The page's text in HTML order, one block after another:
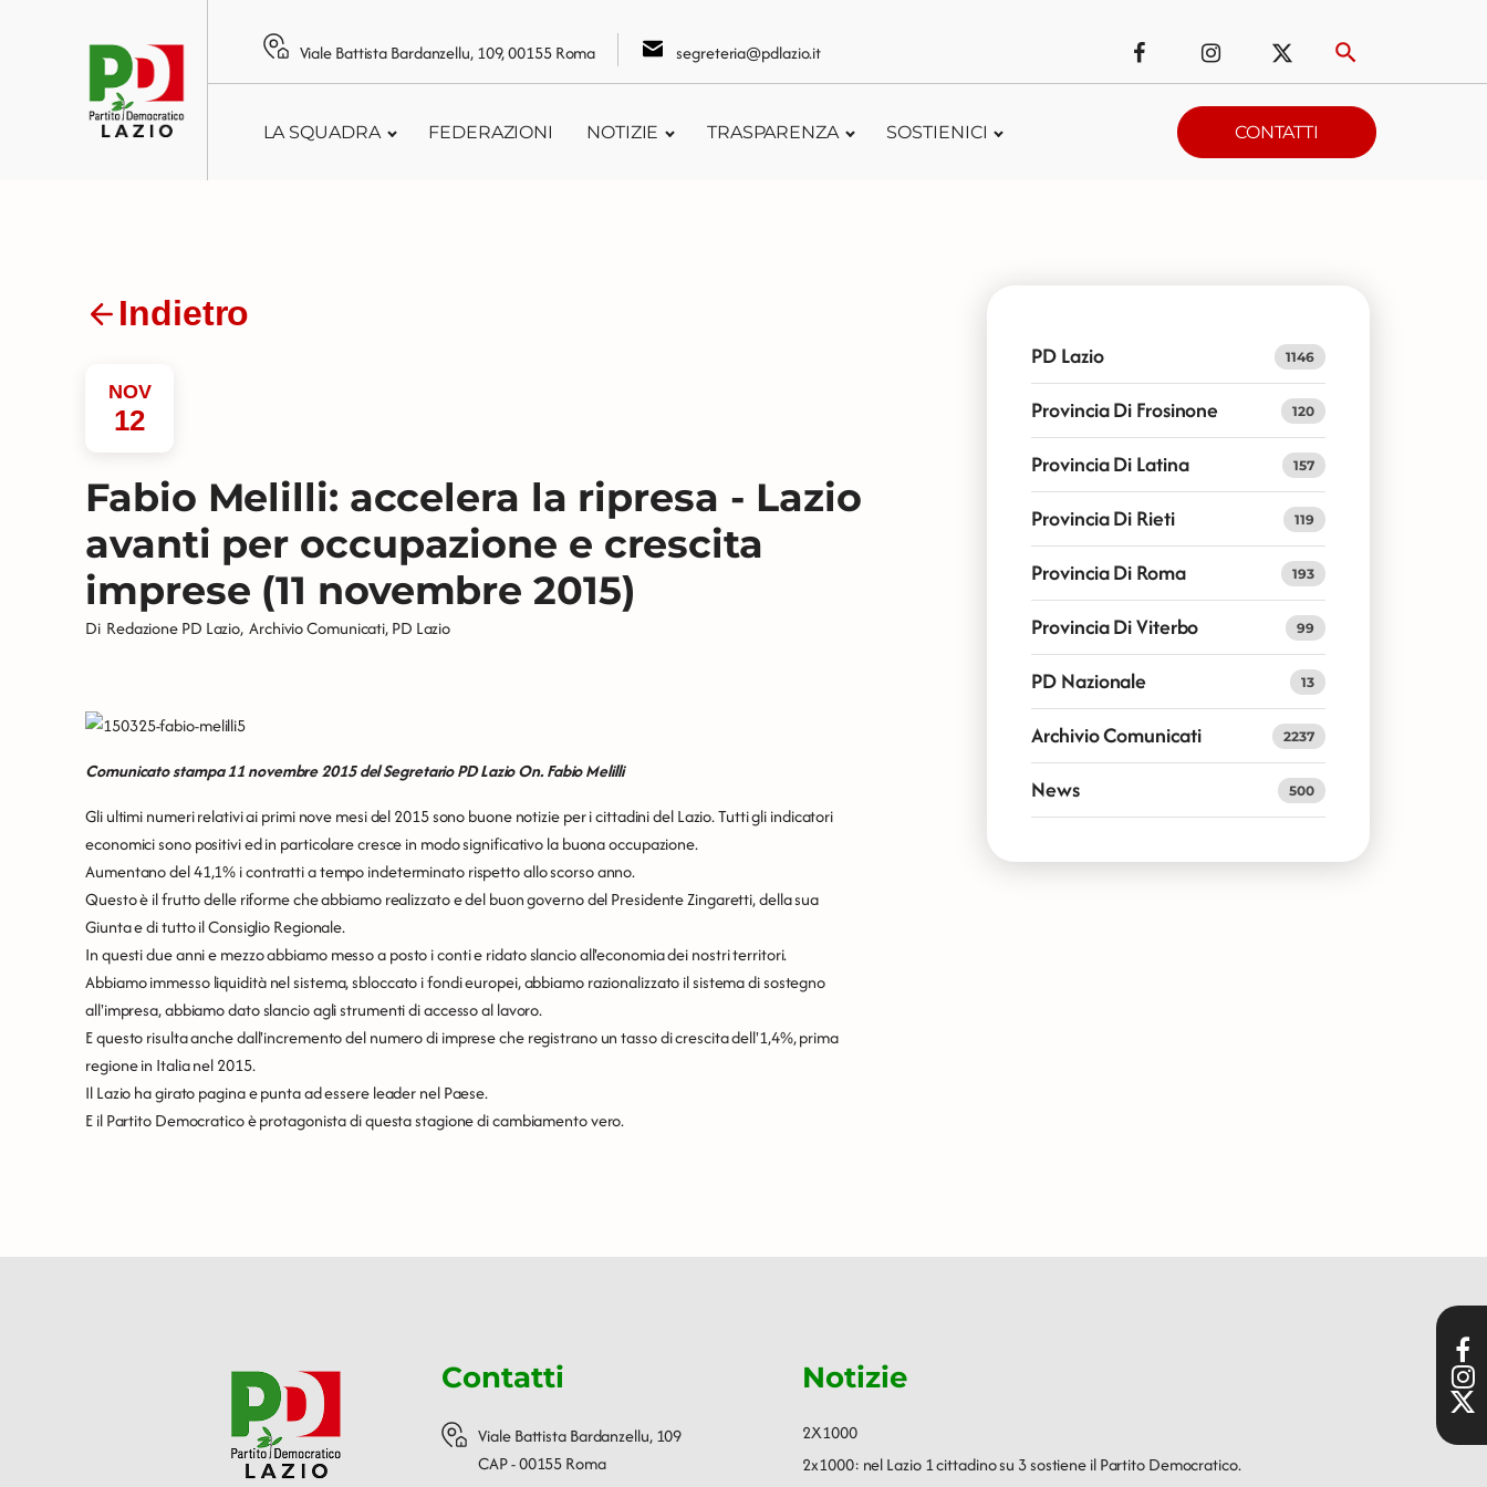
Viale Battista Bardanzellu, 109, 00155 Roma segreteria@pdlazio.it
LA SQUADRA FEDERAZIONI NOTIZIE TRASPARENZA SOSTIENICI CONTATTI
Indietro
NOV
12
Fabio Melilli: accelera la ripresa - Lazio
avanti per occupazione e crescita
imprese (11 novembre 2015)
Di Redazione PD Lazio, Archivio Comunicati,PD Lazio
Comunicato stampa 11 novembre 2015 del Segretario PD Lazio On. Fabio Melilli
Gli ultimi numeri relativi ai primi nove mesi del 2015 sono buone notizie per i cittadini del Lazio. Tutti gli indicatori
economici sono positivi ed in particolare cresce in modo significativo la buona occupazione.
Aumentano del 41,1% i contratti a tempo indeterminato rispetto allo scorso anno.
Questo è il frutto delle riforme che abbiamo realizzato e del buon governo del Presidente Zingaretti, della sua
Giunta e di tutto il Consiglio Regionale.
In questi due anni e mezzo abbiamo messo a posto i conti e ridato slancio all'economia dei nostri territori.
Abbiamo immesso liquidità nel sistema, sbloccato i fondi europei, abbiamo razionalizzato il sistema di sostegno
all'impresa, abbiamo dato slancio agli strumenti di accesso al lavoro.
E questo risulta anche dall'incremento del numero di imprese che registrano un tasso di crescita dell'1,4%, prima
regione in Italia nel 2015.
Il Lazio ha girato pagina e punta ad essere leader nel Paese.
E il Partito Democratico è protagonista di questa stagione di cambiamento vero.
PD Lazio 1146
Provincia Di Frosinone 120
Provincia Di Latina 157
Provincia Di Rieti 119
Provincia Di Roma 193
Provincia Di Viterbo 99
PD Nazionale 13
Archivio Comunicati 2237
News 500
Contatti
Viale Battista Bardanzellu, 109
CAP - 00155 Roma
Notizie
2X1000
2x1000: nel Lazio 1 cittadino su 3 sostiene il Partito Democratico.